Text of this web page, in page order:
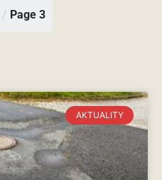
/ Page 3
AKTUALITY